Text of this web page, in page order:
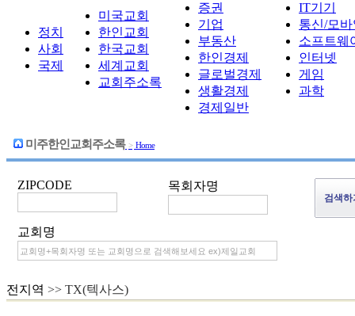
정치
사회
국제
미국교회
한인교회
한국교회
세계교회
교회주소록
증권
기업
부동산
한인경제
글로벌경제
생활경제
경제일반
IT기기
통신/모
소프트웨
인터넷
게임
과학
미주한인교회주소록 > Home
ZIPCODE 목회자명
교회명
전지역 >> TX(텍사스)